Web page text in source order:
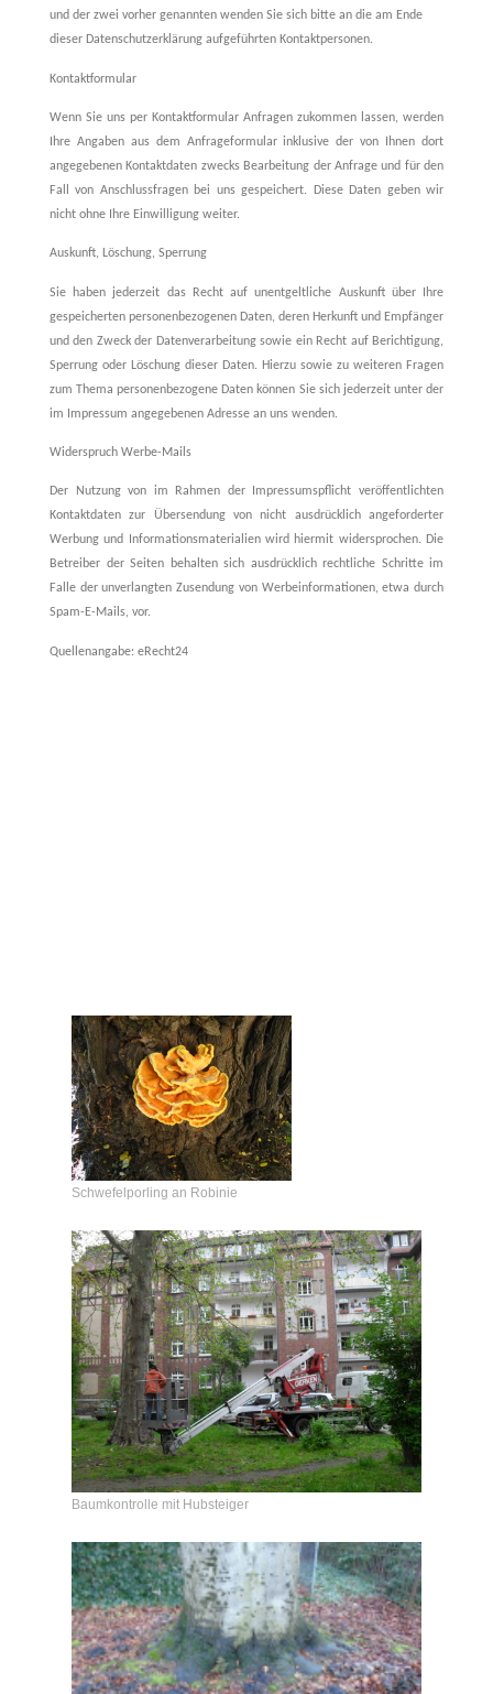
und der zwei vorher genannten wenden Sie sich bitte an die am Ende
dieser Datenschutzerklärung aufgeführten Kontaktpersonen.
Kontaktformular
Wenn Sie uns per Kontaktformular Anfragen zukommen lassen, werden
Ihre Angaben aus dem Anfrageformular inklusive der von Ihnen dort
angegebenen Kontaktdaten zwecks Bearbeitung der Anfrage und für den
Fall von Anschlussfragen bei uns gespeichert. Diese Daten geben wir
nicht ohne Ihre Einwilligung weiter.
Auskunft, Löschung, Sperrung
Sie haben jederzeit das Recht auf unentgeltliche Auskunft über Ihre
gespeicherten personenbezogenen Daten, deren Herkunft und Empfänger
und den Zweck der Datenverarbeitung sowie ein Recht auf Berichtigung,
Sperrung oder Löschung dieser Daten. Hierzu sowie zu weiteren Fragen
zum Thema personenbezogene Daten können Sie sich jederzeit unter der
im Impressum angegebenen Adresse an uns wenden.
Widerspruch Werbe-Mails
Der Nutzung von im Rahmen der Impressumspflicht veröffentlichten
Kontaktdaten zur Übersendung von nicht ausdrücklich angeforderter
Werbung und Informationsmaterialien wird hiermit widersprochen. Die
Betreiber der Seiten behalten sich ausdrücklich rechtliche Schritte im
Falle der unverlangten Zusendung von Werbeinformationen, etwa durch
Spam-E-Mails, vor.
Quellenangabe: eRecht24
Schwefelporling an Robinie
Baumkontrolle mit Hubsteiger